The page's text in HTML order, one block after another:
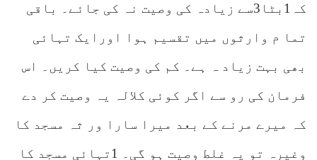
کہ1بٹا3سے زیادہ کی وصیت نہ کی جائے۔ باقی
تما م وارثوں میں تقسیم ہوا اورایک تہائی
بھی بہت زیاد ہ ہے۔ کم کی وصیت کیا کریں۔ اس
فرمان کی رو سے اگر کوئی کلالہ یہ وصیت کر دے
کہ میرے مرنے کے بعد میرا سارا ور ثہ مسجد کا
وغیرہ تو یہ غلط وصیت ہو گی۔ 1تہائی مسجد کا